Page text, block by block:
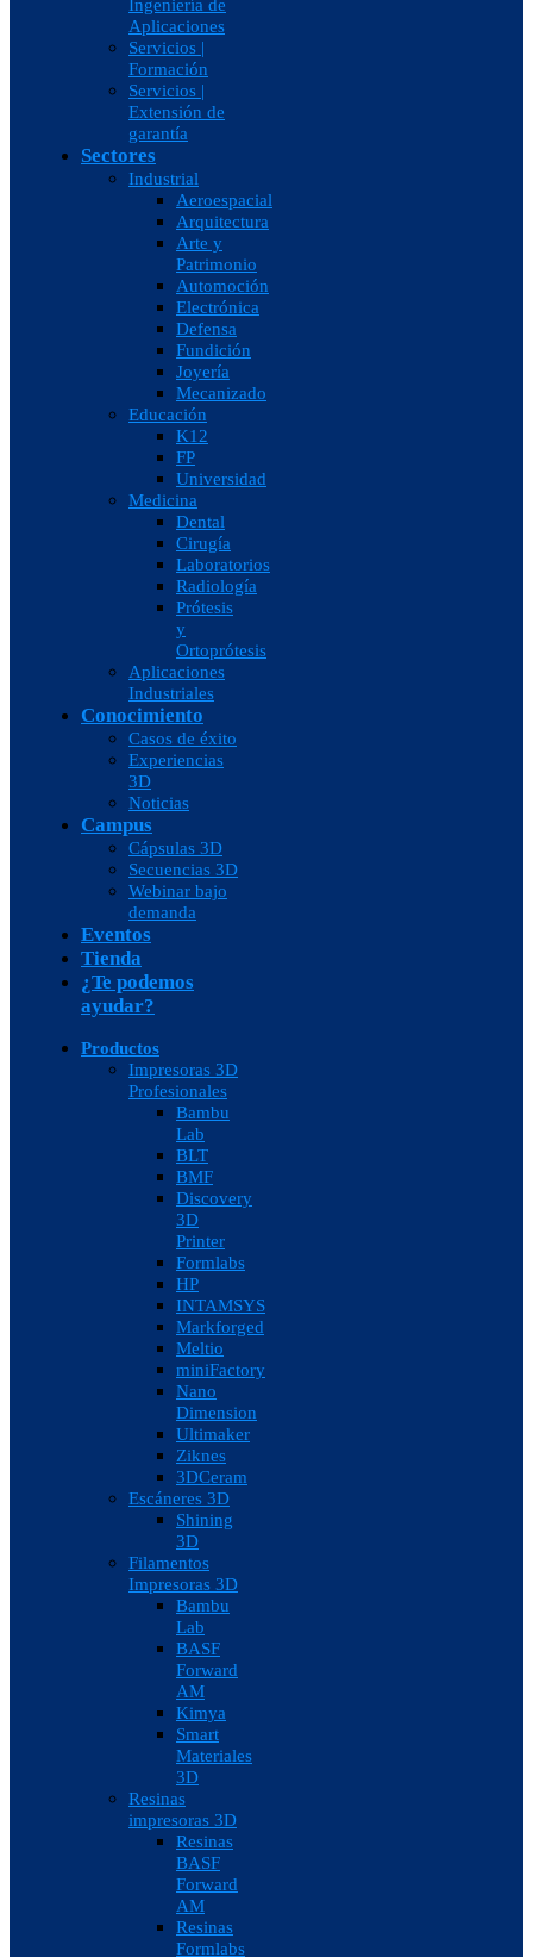
Ingeniería de
Aplicaciones
Servicios |
Formación
Servicios |
Extensión de
garantía
Sectores
Industrial
Aeroespacial
Arquitectura
Arte y
Patrimonio
Automoción
Electrónica
Defensa
Fundición
Joyería
Mecanizado
Educación
K12
FP
Universidad
Medicina
Dental
Cirugía
Laboratorios
Radiología
Prótesis
y
Ortoprótesis
Aplicaciones
Industriales
Conocimiento
Casos de éxito
Experiencias
3D
Noticias
Campus
Cápsulas 3D
Secuencias 3D
Webinar bajo
demanda
Eventos
Tienda
¿Te podemos
ayudar?
Productos
Impresoras 3D
Profesionales
Bambu
Lab
BLT
BMF
Discovery
3D
Printer
Formlabs
HP
INTAMSYS
Markforged
Meltio
miniFactory
Nano
Dimension
Ultimaker
Ziknes
3DCeram
Escáneres 3D
Shining
3D
Filamentos
Impresoras 3D
Bambu
Lab
BASF
Forward
AM
Kimya
Smart
Materiales
3D
Resinas
impresoras 3D
Resinas
BASF
Forward
AM
Resinas
Formlabs